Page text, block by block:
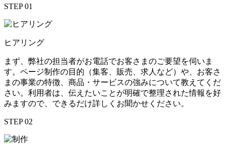
STEP 01
ヒアリング
まず、弊社の担当者がお電話でお客さまのご要望を伺いま
す。ページ制作の目的（集客、販売、求人など）や、お客さ
まの事業の特徴、商品・サービスの強みについて教えてくだ
さい。利用者は、伝えたいことが明確で整理された情報を好
みますので、できるだけ詳しくお聞かせください。
STEP 02